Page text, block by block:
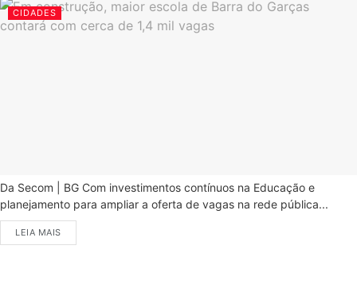
CIDADES
Da Secom | BG Com investimentos contínuos na Educação e
planejamento para ampliar a oferta de vagas na rede pública...
LEIA MAIS